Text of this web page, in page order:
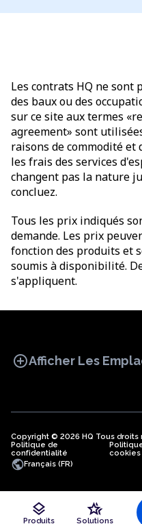
layers
Produits
hotel_class
Solutions
Les contrats HQ ne sont
des baux ou des
sur ce site aux termes
agreement» sont
raisons de commodité et
les frais des services
changent pas la nature
concluez.
Tous les prix indiqués
demande. Les prix
fonction des produits et
soumis à disponibilité.
s'appliquent.
add_circleAfficher Les
BUREAU
Bureaux en Algérie
Bureaux à Angola
Copyright © 2026 HQ Tous droits
Politique de
confidentialité
cookies
publicFrançais (FR)